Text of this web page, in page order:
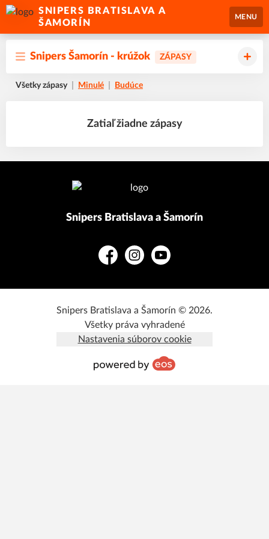
SNIPERS BRATISLAVA A
ŠAMORÍN
MENU
Snipers Šamorín - krúžok ZÁPASY
Všetky zápasy Minulé Budúce
Zatiaľ žiadne zápasy
Snipers Bratislava a Šamorín
FacebookInstagramYouTube
Snipers Bratislava a Šamorín © 2026.
Všetky práva vyhradené
Nastavenia súborov cookie